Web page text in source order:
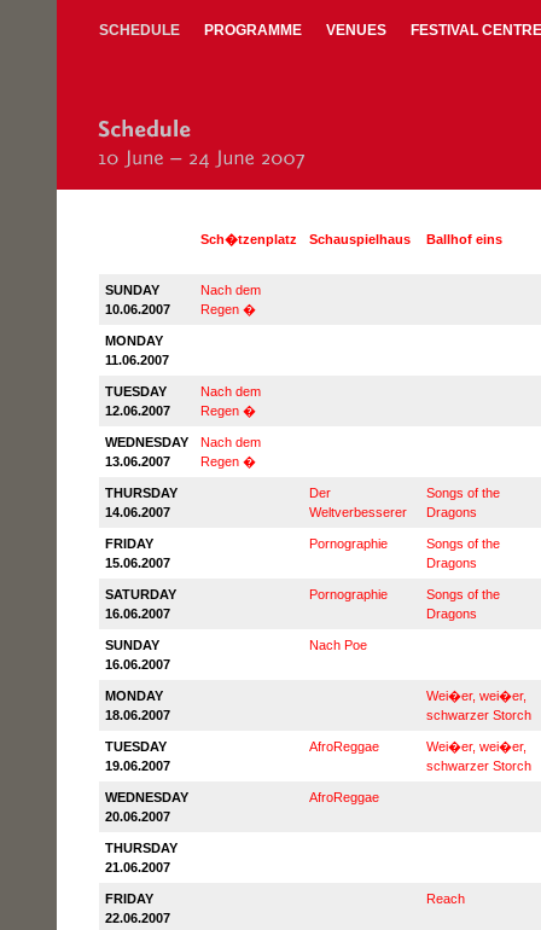
SCHEDULE PROGRAMME VENUES FESTIVAL CENTRE
Sch�tzenplatz Schauspielhaus Ballhof eins
SUNDAY
10.06.2007
Nach dem
Regen �
MONDAY
11.06.2007
TUESDAY
12.06.2007
Nach dem
Regen �
WEDNESDAY
13.06.2007
Nach dem
Regen �
THURSDAY
14.06.2007
Der
Weltverbesserer
Songs of the
Dragons
FRIDAY
15.06.2007
Pornographie
Songs of the
Dragons
SATURDAY
16.06.2007
Pornographie
Songs of the
Dragons
SUNDAY
16.06.2007
Nach Poe
MONDAY
18.06.2007
Wei�er, wei�er,
schwarzer Storch
TUESDAY
19.06.2007
AfroReggae
Wei�er, wei�er,
schwarzer Storch
WEDNESDAY
20.06.2007
AfroReggae
THURSDAY
21.06.2007
FRIDAY
22.06.2007
Reach